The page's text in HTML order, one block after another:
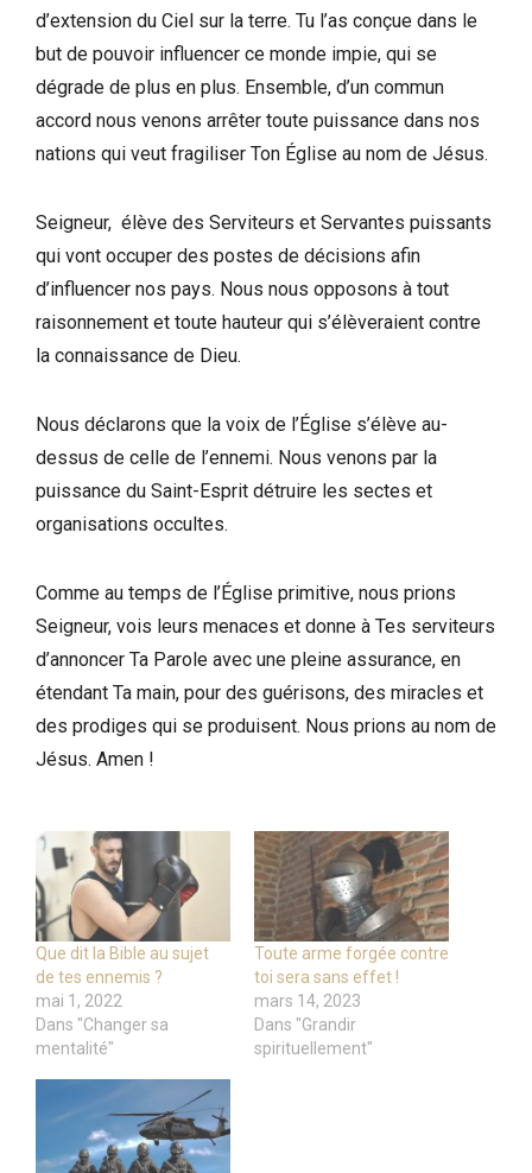
d’extension du Ciel sur la terre. Tu l’as conçue dans le
but de pouvoir influencer ce monde impie, qui se
dégrade de plus en plus. Ensemble, d’un commun
accord nous venons arrêter toute puissance dans nos
nations qui veut fragiliser Ton Église au nom de Jésus.
Seigneur, élève des Serviteurs et Servantes puissants
qui vont occuper des postes de décisions afin
d’influencer nos pays. Nous nous opposons à tout
raisonnement et toute hauteur qui s’élèveraient contre
la connaissance de Dieu.
Nous déclarons que la voix de l’Église s’élève au-
dessus de celle de l’ennemi. Nous venons par la
puissance du Saint-Esprit détruire les sectes et
organisations occultes.
Comme au temps de l’Église primitive, nous prions
Seigneur, vois leurs menaces et donne à Tes serviteurs
d’annoncer Ta Parole avec une pleine assurance, en
étendant Ta main, pour des guérisons, des miracles et
des prodiges qui se produisent. Nous prions au nom de
Jésus. Amen !
Que dit la Bible au sujet
de tes ennemis ?
mai 1, 2022
Dans "Changer sa
mentalité"
Toute arme forgée contre
toi sera sans effet !
mars 14, 2023
Dans "Grandir
spirituellement"